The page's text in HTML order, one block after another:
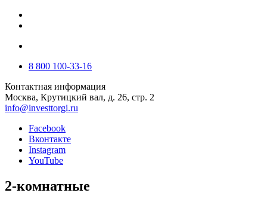
8 800 100-33-16
Контактная информация
Москва, Крутицкий вал, д. 26, стр. 2
info@investtorgi.ru
Facebook
Вконтакте
Instagram
YouTube
2-комнатные